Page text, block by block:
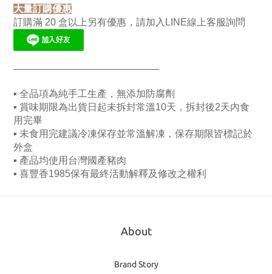
大量訂購優惠
訂購滿 20 盒以上另有優惠，請加入LINE線上客服詢問
———————————————
▪ 全品項為純手工生產，無添加防腐劑
▪ 賞味期限為出貨日起未拆封常溫10天，拆封後2天內食
用完畢
▪ 未食用完建議冷凍保存並常溫解凍，保存期限皆標記於
外盒
▪ 產品均使用台灣國產豬肉
▪ 喜豐香1985保有最終活動解釋及修改之權利
About
Brand Story